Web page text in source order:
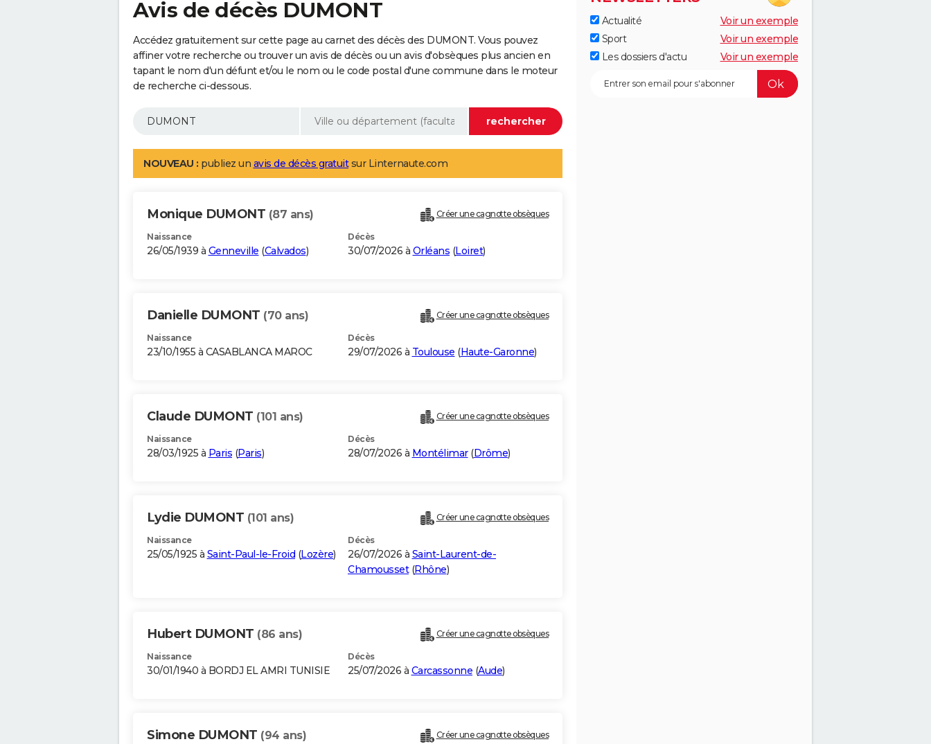
Avis de décès DUMONT
Accédez gratuitement sur cette page au carnet des décès des DUMONT. Vous pouvez
affiner votre recherche ou trouver un avis de décès ou un avis d'obsèques plus ancien en
tapant le nom d'un défunt et/ou le nom ou le code postal d'une commune dans le moteur
de recherche ci-dessous.
NOUVEAU : publiez un avis de décès gratuitsur Linternaute.com
Monique DUMONT (87 ans) Créer une cagnotte obsèques
Naissance
26/05/1939 à Genneville (Calvados)
Décès
30/07/2026 à Orléans (Loiret)
Danielle DUMONT (70 ans) Créer une cagnotte obsèques
Naissance
23/10/1955 à CASABLANCA MAROC
Décès
29/07/2026 à Toulouse (Haute-Garonne)
Claude DUMONT (101 ans) Créer une cagnotte obsèques
Naissance
28/03/1925 à Paris (Paris)
Décès
28/07/2026 à Montélimar(Drôme)
Lydie DUMONT (101 ans) Créer une cagnotte obsèques
Naissance
25/05/1925 à Saint-Paul-le-Froid (Lozère)
Décès
26/07/2026 à Saint-Laurent-de-
Chamousset(Rhône)
Hubert DUMONT (86 ans) Créer une cagnotte obsèques
Naissance
30/01/1940 à BORDJ EL AMRI TUNISIE
Décès
25/07/2026 à Carcassonne (Aude)
Simone DUMONT (94 ans) Créer une cagnotte obsèques
Actualité
Voir un exemple
Sport
Voir un exemple
Les dossiers d'actu
Voir un exemple